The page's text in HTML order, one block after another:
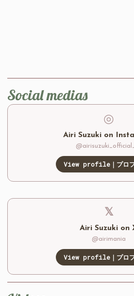
Social medias
◎
Airi Suzuki on
View profile｜プロフ
𝕏
Airi Suzuki on
@airimania
View profile｜プロフ